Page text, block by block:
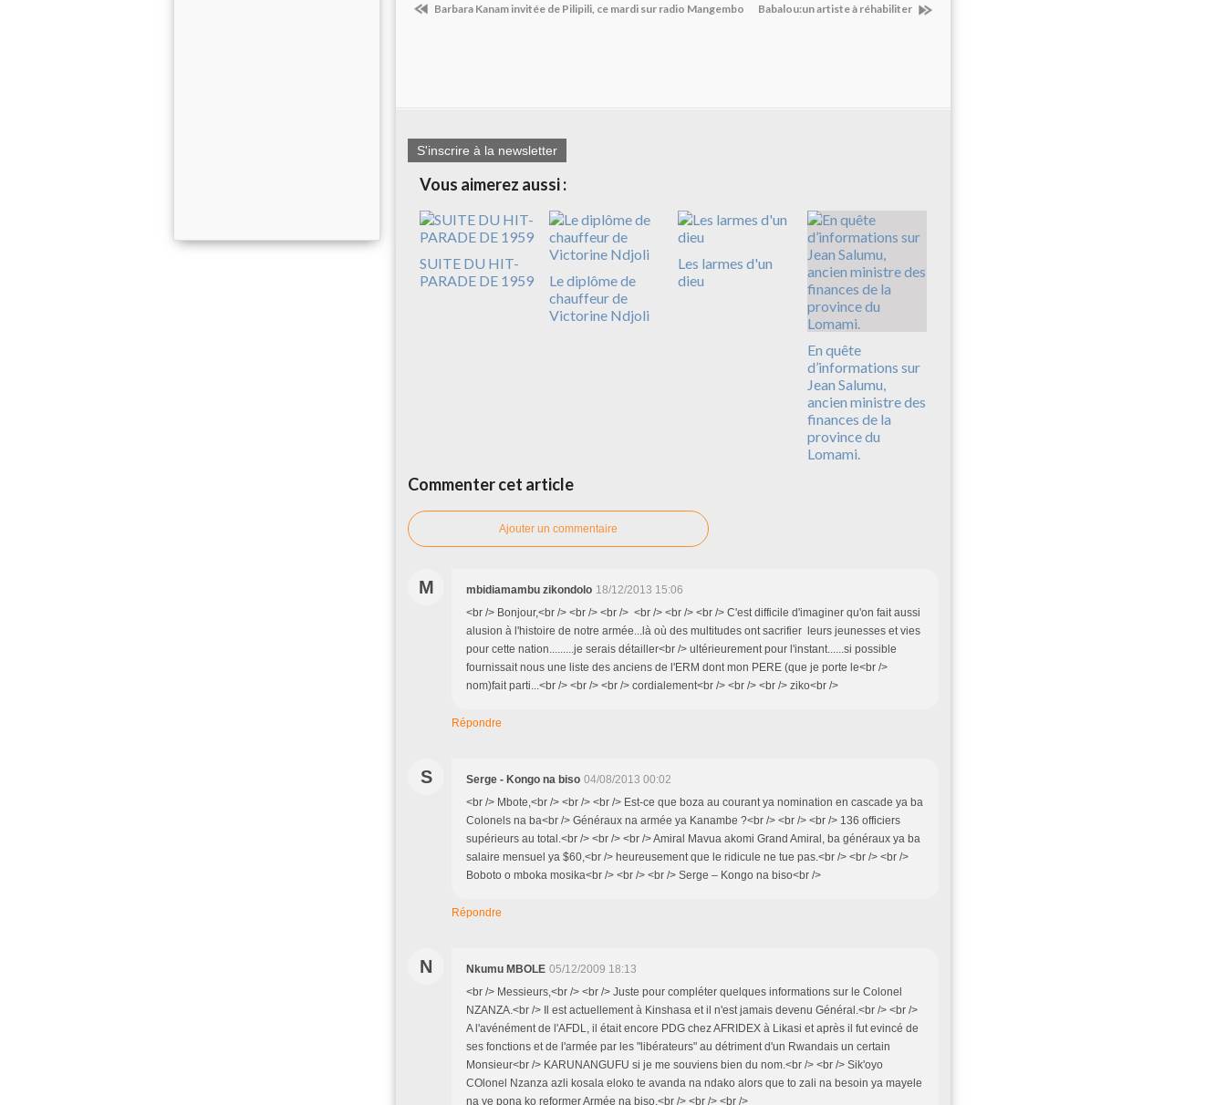
Barbara Kanam invitée de Pilipili, ce mardi sur radio Mangembo Babalou:un artiste à réhabiliter
S'inscrire à la newsletter
Vous aimerez aussi :
SUITE DU HIT-
PARADE DE 1959
Le diplôme de
chauffeur de
Victorine Ndjoli
Les larmes d'un
dieu
En quête
d’informations sur
Jean Salumu,
ancien ministre des
finances de la
province du
Lomami.
Commenter cet article
Ajouter un commentaire
M mbidiamambu zikondolo 18/12/2013 15:06
<br /> Bonjour,<br /> <br /> <br /> <br /> <br /> <br /> C'est difficile d'imaginer qu'on fait aussi
alusion à l'histoire de notre armée...là où des multitudes ont sacrifier leurs jeunesses et vies
pour cette nation.........je serais détailler<br /> ultérieurement pour l'instant......si possible
fournissait nous une liste des anciens de l'ERM dont mon PERE (que je porte le<br />
nom)fait parti...<br /> <br /> <br /> cordialement<br /> <br /> <br /> ziko<br />
Répondre
S Serge - Kongo na biso 04/08/2013 00:02
<br /> Mbote,<br /> <br /> <br /> Est-ce que boza au courant ya nomination en cascade ya ba
Colonels na ba<br /> Généraux na armée ya Kanambe ?<br /> <br /> <br /> 136 officiers
supérieurs au total.<br /> <br /> <br /> Amiral Mavua akomi Grand Amiral, ba généraux ya ba
salaire mensuel ya $60,<br /> heureusement que le ridicule ne tue pas.<br /> <br /> <br />
Boboto o mboka mosika<br /> <br /> <br /> Serge – Kongo na biso<br />
Répondre
N Nkumu MBOLE 05/12/2009 18:13
<br /> Messieurs,<br /> <br /> Juste pour compléter quelques informations sur le Colonel
NZANZA.<br /> Il est actuellement à Kinshasa et il n'est jamais devenu Général.<br /> <br />
A l'avénément de l'AFDL, il était encore PDG chez AFRIDEX à Likasi et après il fut evincé de
ses fonctions et de l'armée par les "libérateurs" au détriment d'un Rwandais un certain
Monsieur<br /> KARUNANGUFU si je me souviens bien du nom.<br /> <br /> Sik'oyo
COlonel Nzanza azli kosala eloko te avanda na ndako alors que to zali na besoin ya mayele
na ye pona ko reformer Armée na biso.<br /> <br /> <br />